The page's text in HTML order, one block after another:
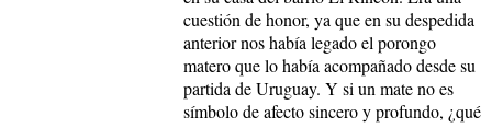
cuestión de honor, ya que en su despedida
anterior nos había legado el porongo
matero que lo había acompañado desde su
partida de Uruguay. Y si un mate no es
símbolo de afecto sincero y profundo, ¿qué